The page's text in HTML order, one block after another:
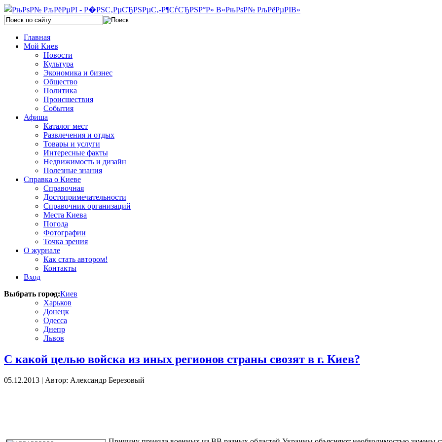
Главная
Мой Киев
Новости
Культура
Экономика и бизнес
Общество
Политика
Происшествия
События
Афиша
Каталог мест
Развлечения и отдых
Товары и услуги
Интересные факты
Недвижимость и дизайн
Полезные знания
Справка о Киеве
Справочная
Достопримечательности
Справочник организаций
Места Киева
Погода
Фотографии
Точка зрения
О журнале
Как стать автором!
Контакты
Вход
Выбрать город:Киев
Харьков
Донецк
Одесса
Днепр
Львов
С какой целью войска из иных регионов страны свозят в г. Киев?
05.12.2013 | Автор: Александр Березовый